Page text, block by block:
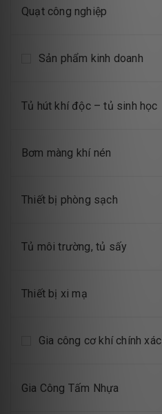
Quạt công nghiệp
Sản phẩm kinh doanh
Tủ hút khí độc – tủ sinh học
Bơm màng khí nén
Thiết bị phòng sạch
Tủ môi trường, tủ sấy
Thiết bị xi mạ
Gia công cơ khí chính xác
Gia Công Tấm Nhựa